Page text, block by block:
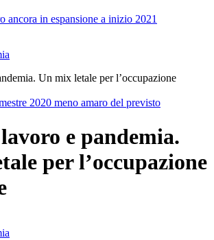
ancora in espansione a inizio 2021
Un mix letale per l’occupazione
2020 meno amaro del previsto
e pandemia.
per l’occupazione